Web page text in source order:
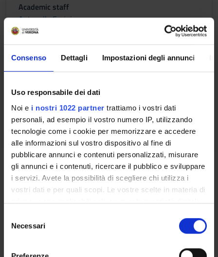
Consenso Dettagli Impostazioni degli annunci
Uso responsabile dei dati
Noi e i nostri 1022 partner trattiamo i vostri dati
personali, ad esempio il vostro numero IP, utilizzando
tecnologie come i cookie per memorizzare e accedere
alle informazioni sul vostro dispositivo al fine di
pubblicare annunci e contenuti personalizzati, misurare
gli annunci e i contenuti, ricercare il pubblico e sviluppare
i servizi. Avete la possibilità di scegliere chi utilizza i
vostri dati e per quali scopi. Le vostre scelte in materia di
privacy sono applicabili solo su questa proprietà digitale
modificare o revocare il proprio consenso in qualsiasi
momento dalla Dichiarazione sui cookie o facendo clic
Necessari
Academic staff
Antonella Furini
laboratorio
1
Academic staff
Antonella Furini
Learning outcomes
The course examines the main strategies of plant genetics
and crop improvement. Molecular markers and tools for gene
Aspects of plant biotechnology and the use of transgenic
crops are included. Objective of the course is also the